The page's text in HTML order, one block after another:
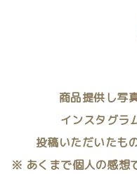
商品提供し写
インスタグラ
投稿いただいたも
※ あくまで個人の感想